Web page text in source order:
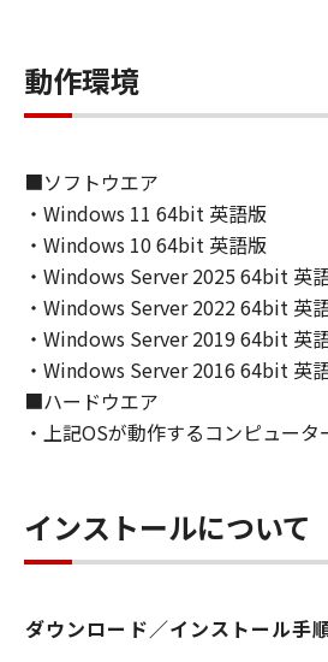
AND FITNESS FOR A
THE ENTIRE RISK AS TO THE
DEFECTIVE, YOU ASSUME
OF ALL NECESSARY
CORRECTION. SOME STATES
JURISDICTIONS DO NOT
EXCLUSION OF IMPLIED
THE ABOVE EXCLUSION MAY
YOU.
THIS WARRANTY GIVES YOU
RIGHTS AND YOU MAY ALSO
RIGHTS WHICH VARY FROM
AFFILIATES, THEIR
DEALERS NOR CANON'S
CONTAINED IN THE
動作環境
■ソフトウエア
・Windows 11 64bit 英語版
・Windows 10 64bit 英語版
・Windows Server 2025 64bit 英
・Windows Server 2022 64bit 英
・Windows Server 2019 64bit 英
・Windows Server 2016 64bit 英
■ハードウエア
・上記OSが動作するコンピュータ
インストールについて
ダウンロード／インストール手